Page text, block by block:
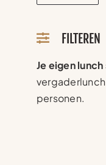
FILTEREN
Je eigen
personen.